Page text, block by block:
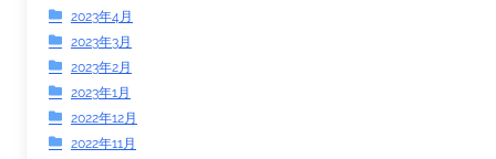
2023年4月
2023年3月
2023年2月
2023年1月
2022年12月
2022年11月